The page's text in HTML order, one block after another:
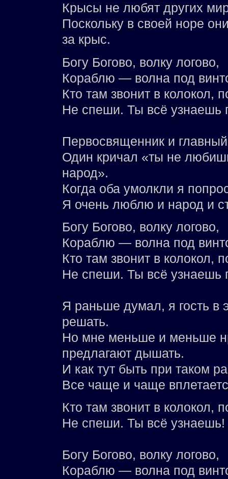
Крысы не любят других
Поскольку в своей норе
за крыс.
Богу Богово, волку логово,
Кораблю — волна под
Кто там звонит в колокол,
Не спеши. Ты всё узнаешь
Первосвященник и
Один кричал «ты не
народ».
Когда оба умолкли я
Я очень люблю и народ и
Богу Богово, волку логово,
Кораблю — волна под
Кто там звонит в колокол,
Не спеши. Ты всё узнаешь
Я раньше думал, я гость в
решать.
Но мне меньше и меньше
предлагают дышать.
И как тут быть при таком
Все чаще и чаще
Кто там звонит в колокол,
Не спеши. Ты всё узнаешь!
Богу Богово, волку логово,
Кораблю — волна под